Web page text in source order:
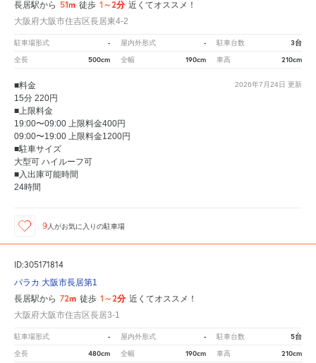
長居駅から 51m 徒歩 1～2分 近くてオススメ！
大阪府大阪市住吉区長居東4-2
駐車場形式 - 屋内外形式 - 駐車台数 3台
全長 500cm 全幅 190cm 車高 210cm
2026年7月24日 更新
■料金
15分 220円
■上限料金
19:00〜09:00 上限料金400円
09:00〜19:00 上限料金1200円
■駐車サイズ
大型可 ハイルーフ可
■入出庫可能時間
24時間
9 人がお気に入りの駐車場
ID:305171814
パラカ 大阪市長居第1
長居駅から 72m 徒歩 1～2分 近くてオススメ！
大阪府大阪市住吉区長居3-1
駐車場形式 - 屋内外形式 - 駐車台数 5台
全長 480cm 全幅 190cm 車高 210cm